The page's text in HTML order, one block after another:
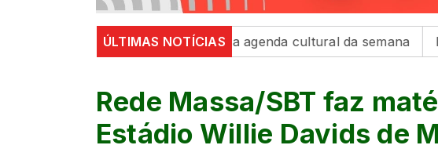
ÚLTIMAS NOTÍCIAS
exposições movimentam a agenda cultural da semana
Rede Massa/SBT faz
Estádio Willie Davids de